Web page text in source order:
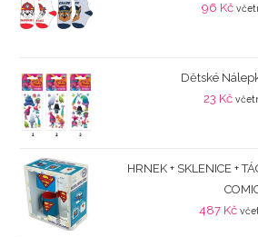
96 Kč
Dětské
23 Kč
HRNEK + SKLENICE +
487 Kč